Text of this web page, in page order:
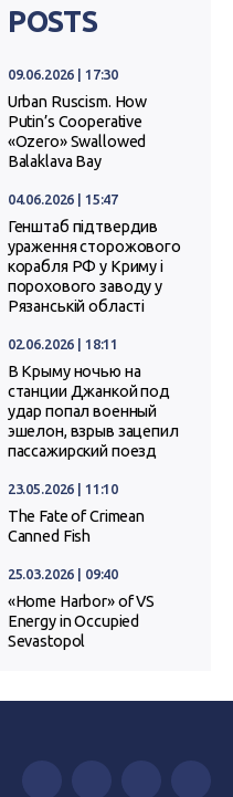
POSTS
09.06.2026 | 17:30
Urban Ruscism. How
Putin’s Cooperative
«Ozero» Swallowed
Balaklava Bay
04.06.2026 | 15:47
Генштаб підтвердив
ураження сторожового
корабля РФ у Криму і
порохового заводу у
Рязанській області
02.06.2026 | 18:11
В Крыму ночью на
станции Джанкой под
удар попал военный
эшелон, взрыв зацепил
пассажирский поезд
23.05.2026 | 11:10
The Fate of Crimean
Canned Fish
25.03.2026 | 09:40
«Home Harbor» of VS
Energy in Occupied
Sevastopol